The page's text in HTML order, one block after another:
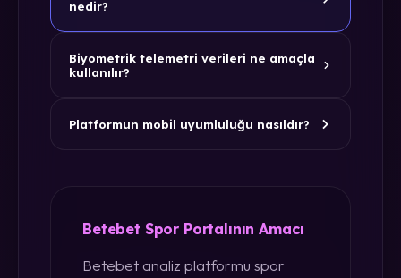
nedir?
Biyometrik telemetri verileri ne amaçla
kullanılır?
Platformun mobil uyumluluğu nasıldır?
Betebet Spor Portalının Amacı
Betebet analiz platformu spor